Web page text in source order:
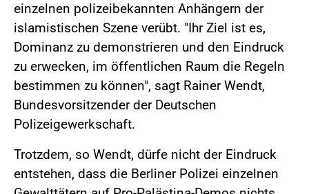
einzelnen polizeibekannten Anhängern der
islamistischen Szene verübt. "Ihr Ziel ist es,
Dominanz zu demonstrieren und den Eindruck
zu erwecken, im öffentlichen Raum die Regeln
bestimmen zu können", sagt Rainer Wendt,
Bundesvorsitzender der Deutschen
Polizeigewerkschaft.
Trotzdem, so Wendt, dürfe nicht der Eindruck
entstehen, dass die Berliner Polizei einzelnen